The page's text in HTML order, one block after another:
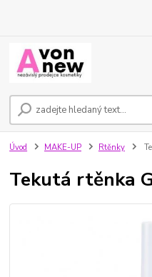
Úvod MAKE-UP Rtěnky
Tekutá rtěnka